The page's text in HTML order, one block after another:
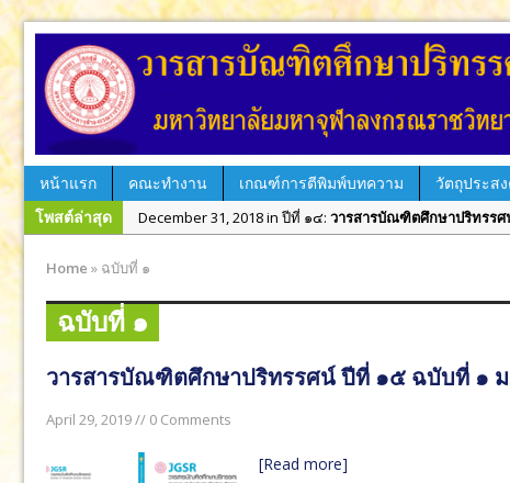
หน้าแรก คณะทำงาน เกณฑ์การตีพิมพ์บทความ วัตถุประส
โพสต์ล่าสุด
December 31, 2018 in ปีที่ ๑๔: วารสารบัณฑิตศึกษาปริทรร
April 10, 2018 in ปีที่ ๑๔:
August 31, 2017 in ปีที่ ๑๓:วารสารบัณฑิตศึกษาปริทรรศน์ ปี
June 29, 2017 in ฉบับพิเศษ:
June 29, 2017 in ฉบับพิเศษ:
Home » ฉบับที่ ๑
ฉบับที่ ๑
วารสารบัณฑิตศึกษาปริทรรศน์ ปีที่ ๑๕ ฉบับที่ ๑ ม
April 29, 2019 // 0 Comments
[Read more]
ปริทร
มกรา